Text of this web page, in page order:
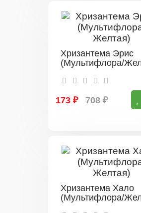
Хризантема Эрис
(Мультифлора/
173 ₽ 708 ₽
Хризантема Хало
(Мультифлора/